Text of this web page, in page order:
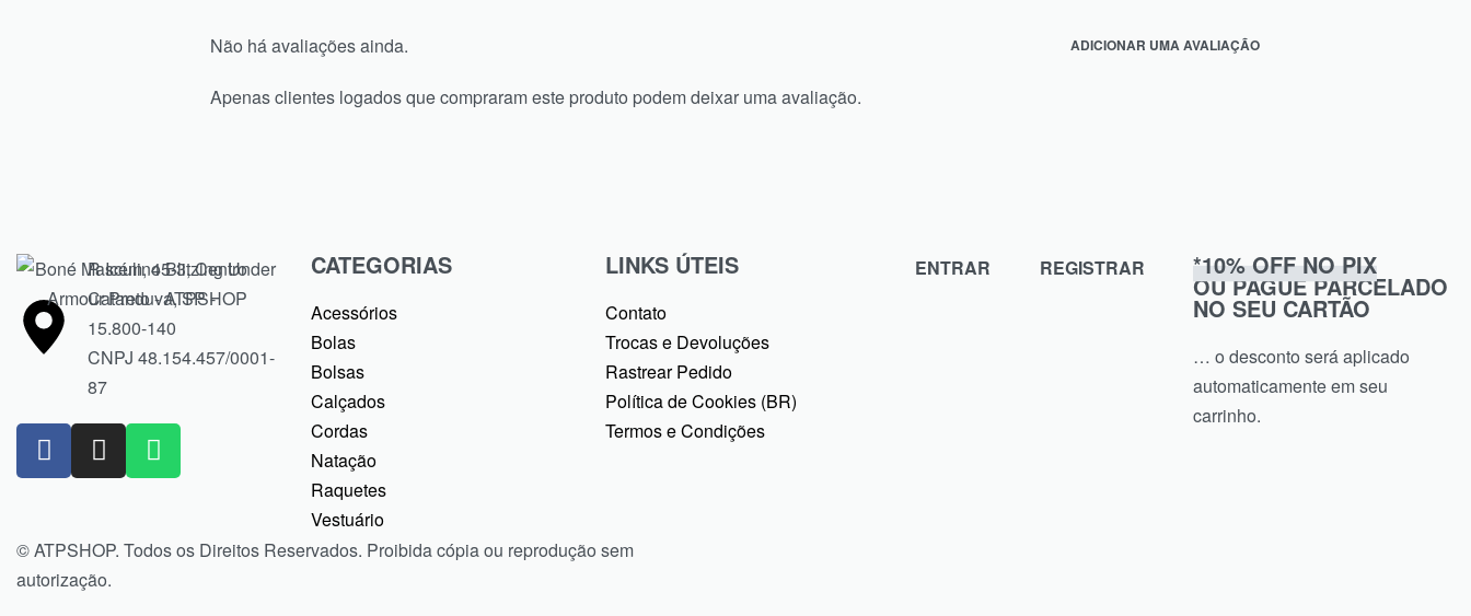
Não há avaliações ainda. ADICIONAR UMA AVALIAÇÃO
Apenas clientes logados que compraram este produto podem deixar uma avaliação.
R Icém, 45-3, Centro
Catanduva, SP -
15.800-140
CNPJ 48.154.457/0001-
87
CATEGORIAS
Acessórios
Bolas
Bolsas
Calçados
Cordas
Natação
Raquetes
Vestuário
LINKS ÚTEIS
Contato
Trocas e Devoluções
Rastrear Pedido
Política de Cookies (BR)
Termos e Condições
ENTRAR REGISTRAR *10% OFF NO PIX
OU PAGUE PARCELADO
NO SEU CARTÃO
… o desconto será aplicado
automaticamente em seu
carrinho.
© ATPSHOP. Todos os Direitos Reservados. Proibida cópia ou reprodução sem
autorização.